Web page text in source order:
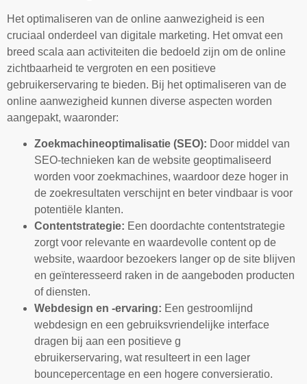
Het optimaliseren van de online aanwezigheid is een
cruciaal onderdeel van digitale marketing. Het omvat een
breed scala aan activiteiten die bedoeld zijn om de online
zichtbaarheid te vergroten en een positieve
gebruikerservaring te bieden. Bij het optimaliseren van de
online aanwezigheid kunnen diverse aspecten worden
aangepakt, waaronder:
Zoekmachineoptimalisatie (SEO): Door middel van
SEO-technieken kan de website geoptimaliseerd
worden voor zoekmachines, waardoor deze hoger in
de zoekresultaten verschijnt en beter vindbaar is voor
potentiële klanten.
Contentstrategie: Een doordachte contentstrategie
zorgt voor relevante en waardevolle content op de
website, waardoor bezoekers langer op de site blijven
en geïnteresseerd raken in de aangeboden producten
of diensten.
Webdesign en -ervaring: Een gestroomlijnd
webdesign en een gebruiksvriendelijke interface
dragen bij aan een positieve g
ebruikerservaring, wat resulteert in een lager
bouncepercentage en een hogere conversieratio.